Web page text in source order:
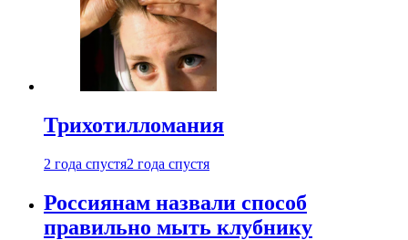
Трихотилломания
2 года спустя2 года спустя
Россиянам назвали способ
правильно мыть клубнику